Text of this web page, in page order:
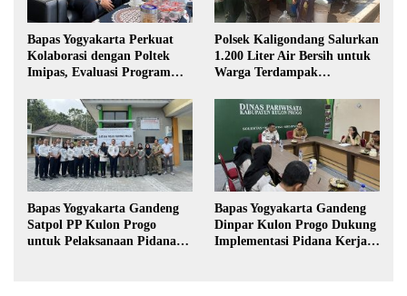
Bapas Yogyakarta Perkuat
Kolaborasi dengan Poltek
Imipas, Evaluasi Program
Polsek Kaligondang Salurkan
1.200 Liter Air Bersih untuk
Warga Terdampak
Bapas Yogyakarta Gandeng
Satpol PP Kulon Progo
untuk Pelaksanaan Pidana
Bapas Yogyakarta Gandeng
Dinpar Kulon Progo Dukung
Implementasi Pidana Kerja